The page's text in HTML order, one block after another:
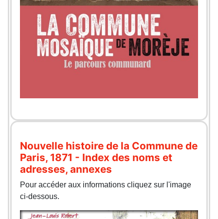
Nouvelle histoire de la Commune de
Paris, 1871 - Index des noms et
adresses, annexes
Pour accéder aux informations cliquez sur l'image
ci-dessous.